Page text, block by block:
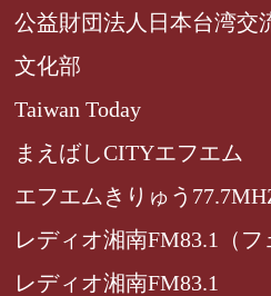
公益財団法人日本台湾交
文化部
Taiwan Today
まえばしCITYエフエム
エフエムきりゅう
レディオ湘南FM83.1（フ
レディオ湘南FM83.1